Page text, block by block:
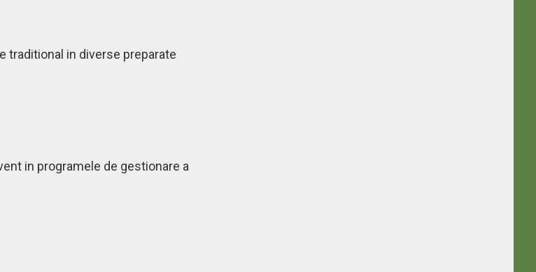
traditional in diverse preparate
in programele de gestionare a